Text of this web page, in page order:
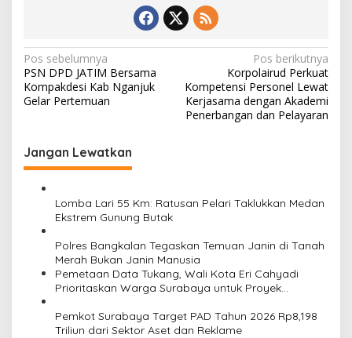
N
a
v
g
a
Pos sebelumnya
PSN DPD JATIM Bersama
Kompakdesi Kab Nganjuk
Gelar Pertemuan
Pos berikutnya
Korpolairud Perkuat
Kompetensi Personel Lewat
Kerjasama dengan Akademi
Penerbangan dan Pelayaran
Jangan Lewatkan
Lomba Lari 55 Km: Ratusan Pelari Taklukkan Medan
Ekstrem Gunung Butak
Polres Bangkalan Tegaskan Temuan Janin di Tanah
Merah Bukan Janin Manusia
Pemetaan Data Tukang, Wali Kota Eri Cahyadi
Prioritaskan Warga Surabaya untuk Proyek
Pemkot Surabaya Target PAD Tahun 2026 Rp8,198
Triliun dari Sektor Aset dan Reklame